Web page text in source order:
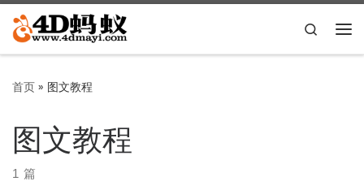
Skip to content
Search
首页» 图文教程
图文教程
1 篇